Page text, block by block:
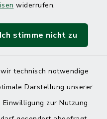
widerrufen.
Ich stimme nicht zu
technisch notwendige
Darstellung unserer
zur Nutzung